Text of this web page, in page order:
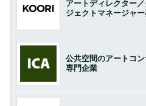
アートディレクター
ジェクトマネージャ
公共空間のアートコ
専門企業